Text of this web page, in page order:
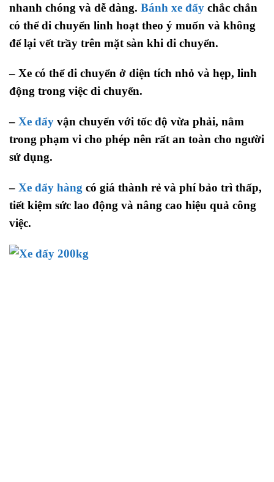
nhanh chóng và dễ dàng. Bánh xe đẩy chắc chắn
có thể di chuyển linh hoạt theo ý muốn và không
để lại vết trầy trên mặt sàn khi di chuyển.
– Xe có thể di chuyển ở diện tích nhỏ và hẹp, linh
động trong việc di chuyển.
– Xe đẩy vận chuyển với tốc độ vừa phải, nằm
trong phạm vi cho phép nên rất an toàn cho người
sử dụng.
– Xe đẩy hàng có giá thành rẻ và phí bảo trì thấp,
tiết kiệm sức lao động và nâng cao hiệu quả công
việc.